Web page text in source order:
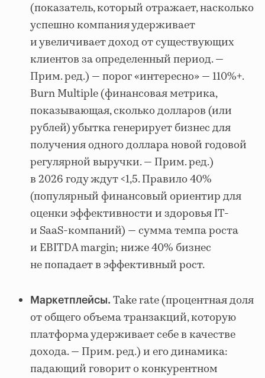
(показатель, который отражает, насколько
успешно компания удерживает
и увеличивает доход от существующих
клиентов за определенный период. —
Прим. ред.) — порог «интересно» — 110%+.
Burn Multiple (финансовая метрика,
показывающая, сколько долларов (или
рублей) убытка генерирует бизнес для
получения одного доллара новой годовой
регулярной выручки. — Прим. ред.)
в 2026 году ждут <1,5. Правило 40%
(популярный финансовый ориентир для
оценки эффективности и здоровья IT-
и SaaS-компаний) — сумма темпа роста
и EBITDA margin; ниже 40% бизнес
не попадает в эффективный рост.
Маркетплейсы. Take rate (процентная доля
от общего объема транзакций, которую
платформа удерживает себе в качестве
дохода. — Прим. ред.) и его динамика:
падающий говорит о конкурентном